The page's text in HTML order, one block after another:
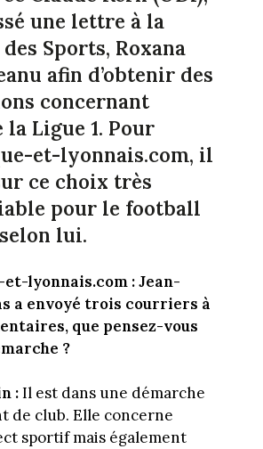
une lettre à la
Sports, Roxana
afin d’obtenir des
concernant
la Ligue 1. Pour
et-lyonnais.com, il
ce choix très
pour le football
lui.
lyonnais.com : Jean-
a envoyé trois courriers à
que pensez-vous
?
:Il est dans une démarche
de club. Elle concerne
sportif mais également